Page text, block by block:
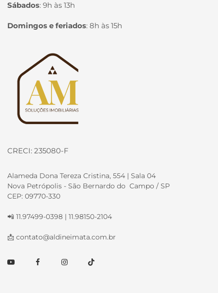
Sábados: 9h às 13h
Domingos e feriados: 8h às 15h
Página inicial
CRECI: 235080-F
Alameda Dona Tereza Cristina, 554 | Sala 04
Nova Petrópolis - São Bernardo do Campo / SP
CEP: 09770-330
📲 11.97499-0398 | 11.98150-2104
📩 contato@aldineimata.com.br
YoutubeFacebookInstagramTikTok